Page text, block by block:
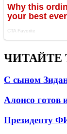
ЧИТАЙТЕ
С сыном
Алонсо готов
Президенту